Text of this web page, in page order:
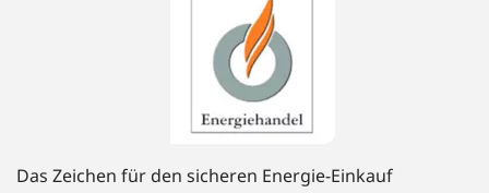
Das Zeichen für den sicheren Energie-Einkauf